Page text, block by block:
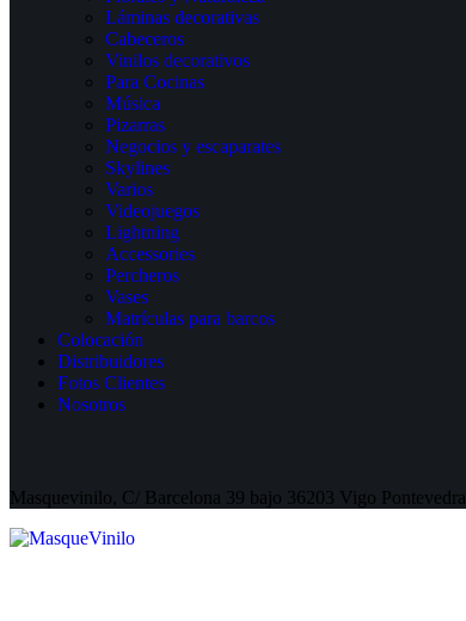
Láminas decorativas
Cabeceros
Vinilos decorativos
Para Cocinas
Música
Pizarras
Negocios y escaparates
Skylines
Varios
Videojuegos
Lightning
Accessories
Percheros
Vases
Matrículas para barcos
Colocación
Distribuidores
Fotos Clientes
Nosotros
Masquevinilo, C/ Barcelona 39 bajo 36203 Vigo Pontevedra